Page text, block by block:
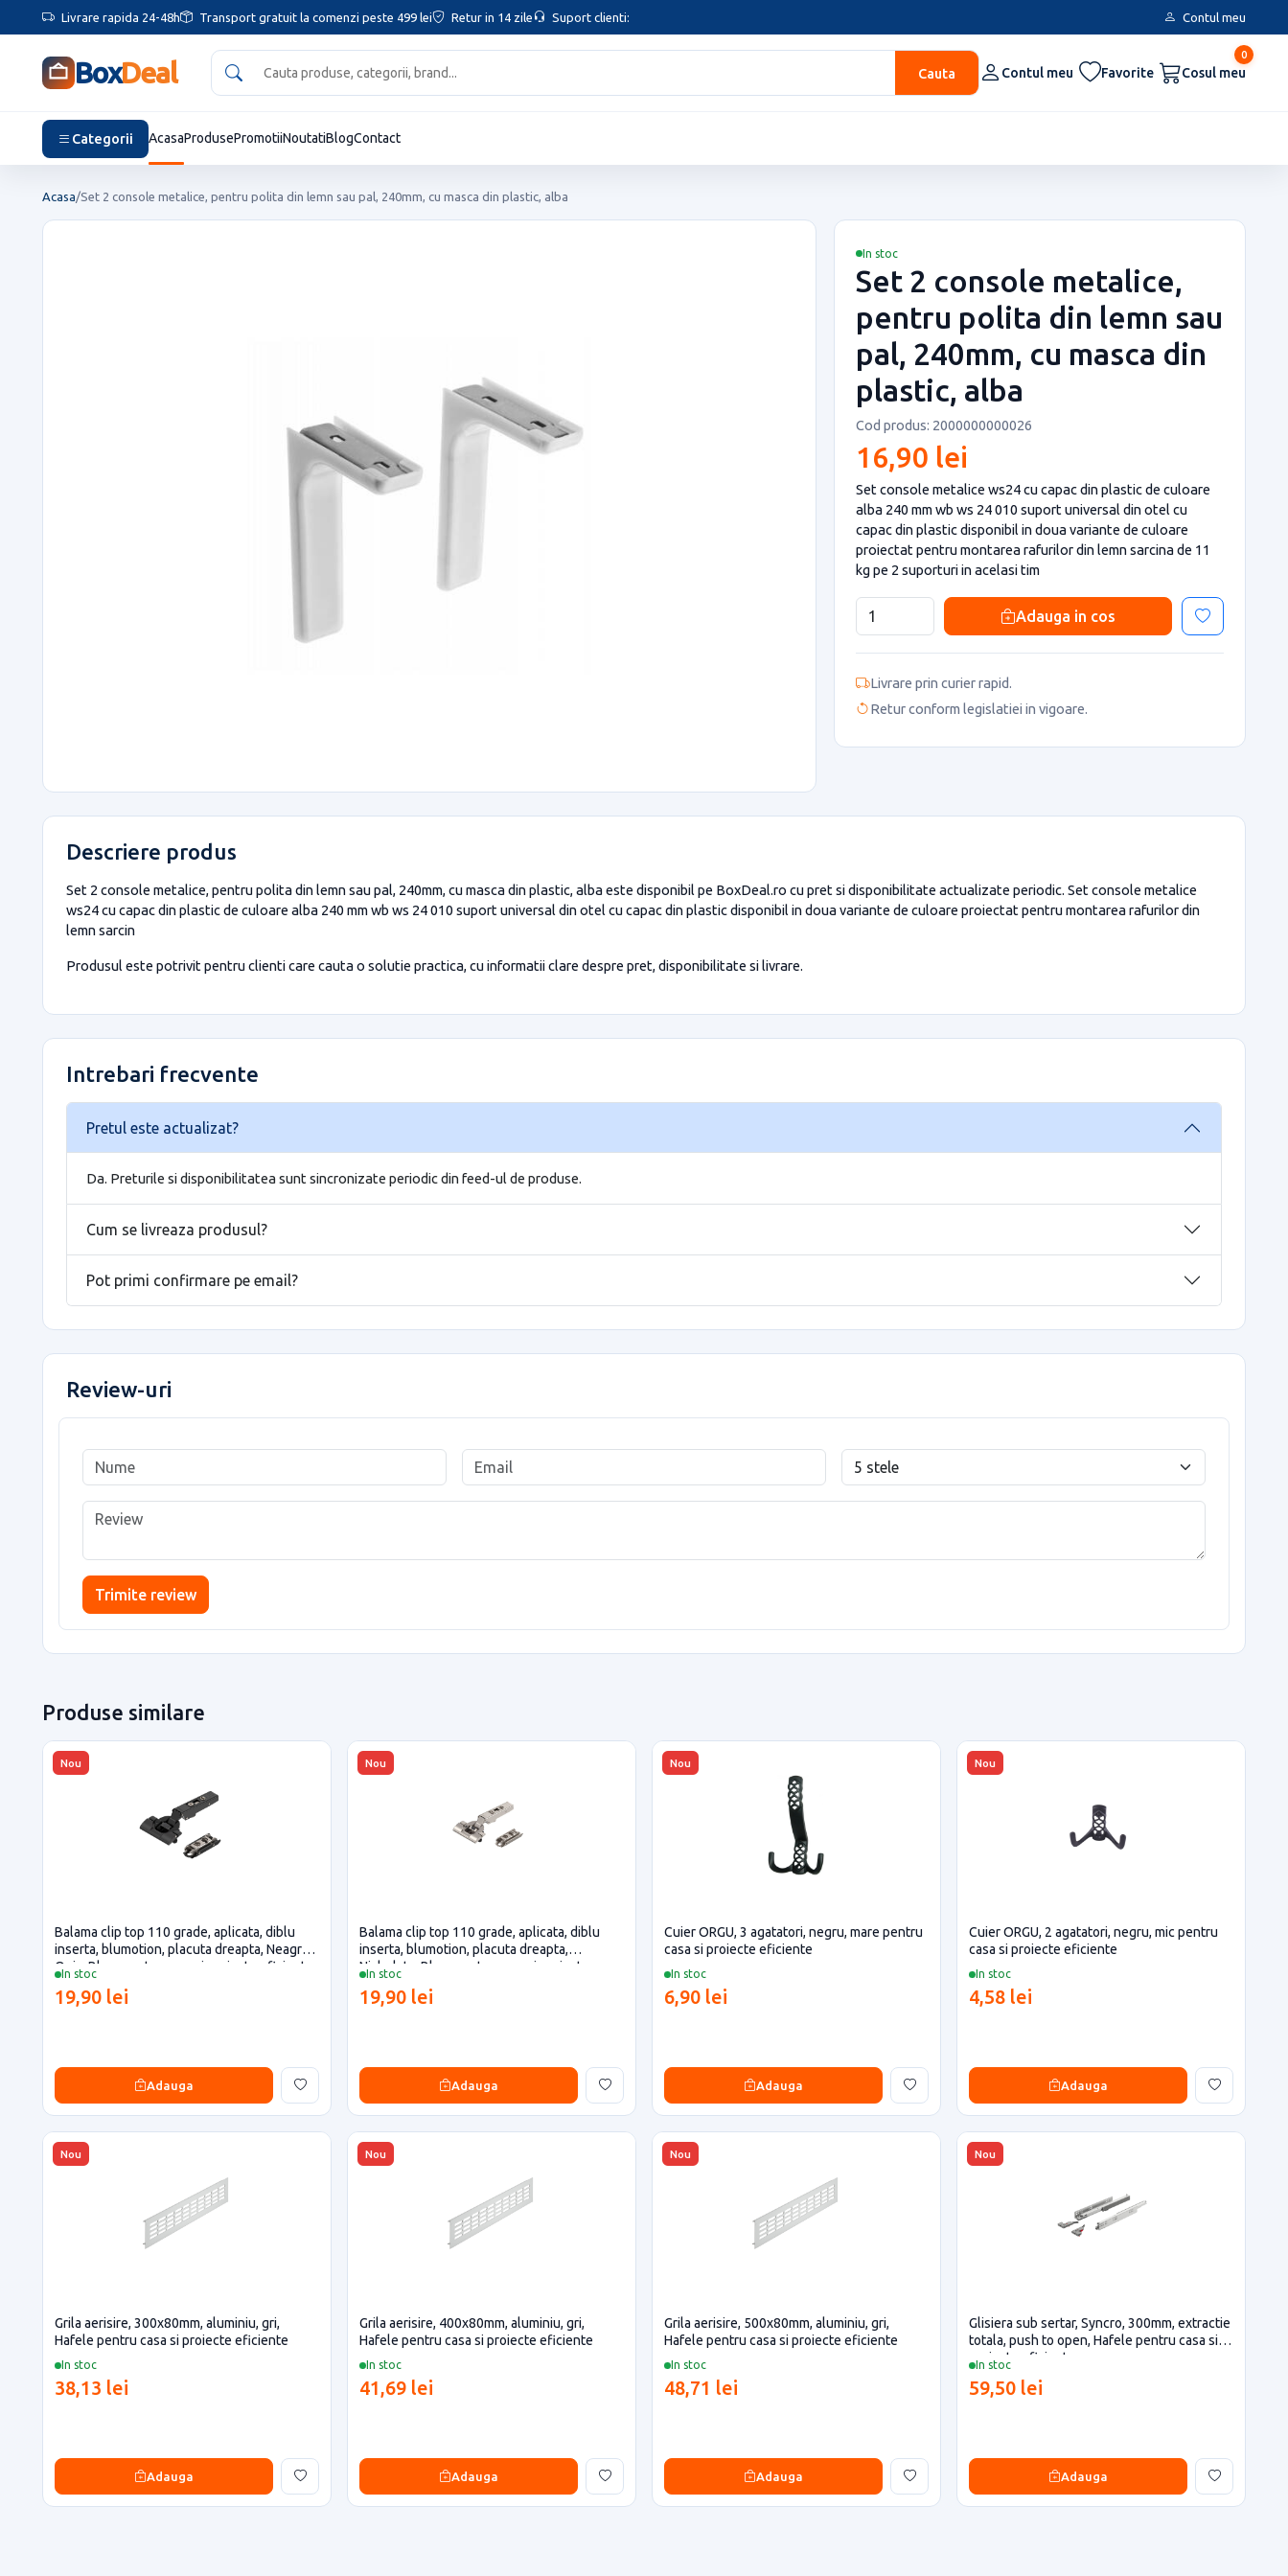
Livrare rapida 24-48h Transport gratuit la comenzi peste 499 lei Retur in 14 zile Suport clienti: Contul meu
BoxDeal Cauta Contul meu Favorite
0
Cosul meu
Categorii AcasaProdusePromotiiNoutatiBlogContact
Acasa/Set 2 console metalice, pentru polita din lemn sau pal, 240mm, cu masca din plastic, alba
In stoc
Set 2 console metalice,
pentru polita din lemn sau
pal, 240mm, cu masca din
plastic, alba
Cod produs: 2000000000026
16,90 lei
Set console metalice ws24 cu capac din plastic de culoare
alba 240 mm wb ws 24 010 suport universal din otel cu
capac din plastic disponibil in doua variante de culoare
proiectat pentru montarea rafurilor din lemn sarcina de 11
kg pe 2 suporturi in acelasi tim
Adauga in cos
Livrare prin curier rapid.
Retur conform legislatiei in vigoare.
Descriere produs
Set 2 console metalice, pentru polita din lemn sau pal, 240mm, cu masca din plastic, alba este disponibil pe BoxDeal.ro cu pret si disponibilitate actualizate periodic. Set console metalice
ws24 cu capac din plastic de culoare alba 240 mm wb ws 24 010 suport universal din otel cu capac din plastic disponibil in doua variante de culoare proiectat pentru montarea rafurilor din
lemn sarcin
Produsul este potrivit pentru clienti care cauta o solutie practica, cu informatii clare despre pret, disponibilitate si livrare.
Intrebari frecvente
Pretul este actualizat?
Da. Preturile si disponibilitatea sunt sincronizate periodic din feed-ul de produse.
Cum se livreaza produsul?
Pot primi confirmare pe email?
Review-uri
Trimite review
Produse similare
Nou
In stoc
Balama clip top 110 grade, aplicata, diblu
inserta, blumotion, placuta dreapta, Neagru
Onix, Blum pentru casa si proiecte eficiente
19,90 lei
Adauga
Nou
In stoc
Balama clip top 110 grade, aplicata, diblu
inserta, blumotion, placuta dreapta,
Nichelata, Blum pentru casa si proiecte
19,90 lei
Adauga
Nou
In stoc
Cuier ORGU, 3 agatatori, negru, mare pentru
casa si proiecte eficiente
6,90 lei
Adauga
Nou
In stoc
Cuier ORGU, 2 agatatori, negru, mic pentru
casa si proiecte eficiente
4,58 lei
Adauga
Nou
In stoc
Grila aerisire, 300x80mm, aluminiu, gri,
Hafele pentru casa si proiecte eficiente
38,13 lei
Adauga
Nou
In stoc
Grila aerisire, 400x80mm, aluminiu, gri,
Hafele pentru casa si proiecte eficiente
41,69 lei
Adauga
Nou
In stoc
Grila aerisire, 500x80mm, aluminiu, gri,
Hafele pentru casa si proiecte eficiente
48,71 lei
Adauga
Nou
In stoc
Glisiera sub sertar, Syncro, 300mm, extractie
totala, push to open, Hafele pentru casa si
proiecte eficiente
59,50 lei
Adauga